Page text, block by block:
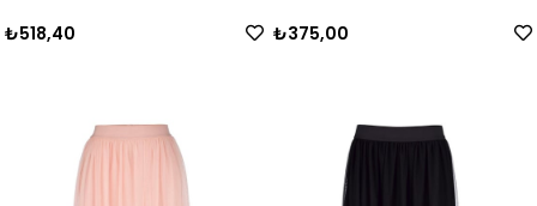
₺518,40 ₺375,00